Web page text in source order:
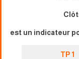
est un indicateur
TP 1